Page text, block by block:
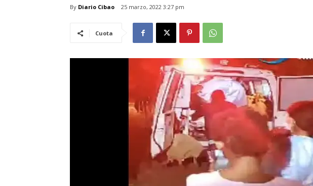
By Diario Cibao 25 marzo, 2022 3:27 pm
Cuota